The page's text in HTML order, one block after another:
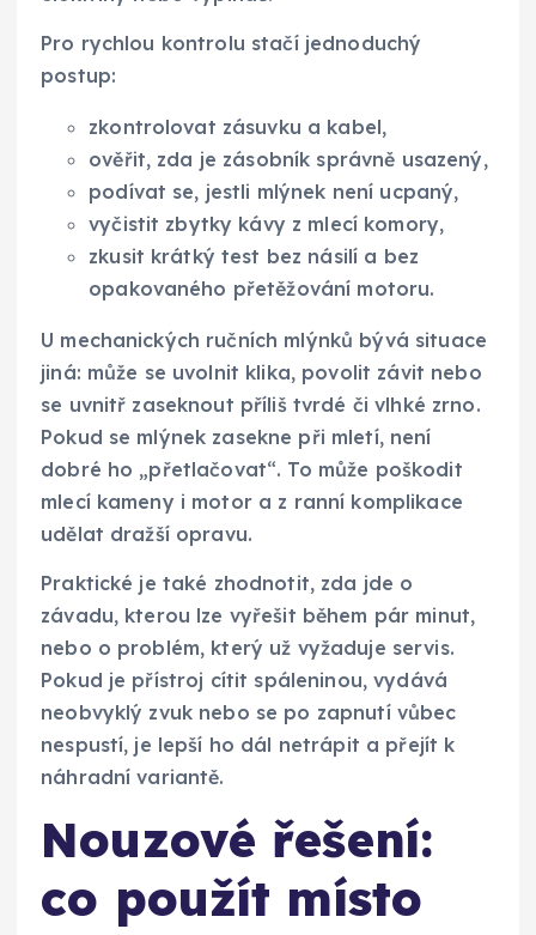
Pro rychlou kontrolu stačí jednoduchý
postup:
zkontrolovat zásuvku a kabel,
ověřit, zda je zásobník správně usazený,
podívat se, jestli mlýnek není ucpaný,
vyčistit zbytky kávy z mlecí komory,
zkusit krátký test bez násilí a bez
opakovaného přetěžování motoru.
U mechanických ručních mlýnků bývá situace
jiná: může se uvolnit klika, povolit závit nebo
se uvnitř zaseknout příliš tvrdé či vlhké zrno.
Pokud se mlýnek zasekne při mletí, není
dobré ho „přetlačovat“. To může poškodit
mlecí kameny i motor a z ranní komplikace
udělat dražší opravu.
Praktické je také zhodnotit, zda jde o
závadu, kterou lze vyřešit během pár minut,
nebo o problém, který už vyžaduje servis.
Pokud je přístroj cítit spáleninou, vydává
neobvyklý zvuk nebo se po zapnutí vůbec
nespustí, je lepší ho dál netrápit a přejít k
náhradní variantě.
Nouzové řešení:
co použít místo